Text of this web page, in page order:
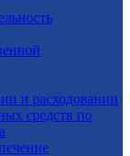
и расходовании
средств по